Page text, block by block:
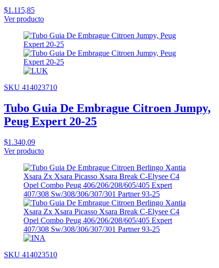
$1.115,85
Ver producto
SKU 414023710
Tubo Guia De Embrague Citroen Jumpy,
Peug Expert 20-25
$1.340,09
Ver producto
SKU 414023510